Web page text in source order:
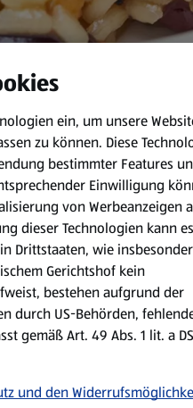
die ganze Familie!
Zubereitungsart:
Zwiebel und Knoblauch
Den Reis hinzufügen und
ca. 15 Minuten köcheln
Die Kidney-Bohnen und
abschmecken,
ein, um unsere
zu können. Diese
bestimmter Features
Einwilligung
von Werbeanzeigen
dieser Technologien kann
Drittstaaten, wie
Gerichtshof kein
bestehen aufgrund der
durch US-Behörden,
gemäß Art. 49 Abs. 1 lit. a
und den